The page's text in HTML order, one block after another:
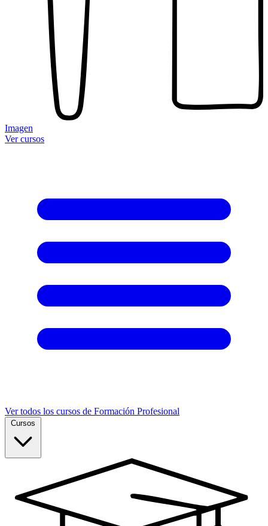
Imagen
Ver cursos
Ver todos los cursos de Formación Profesional
Cursos